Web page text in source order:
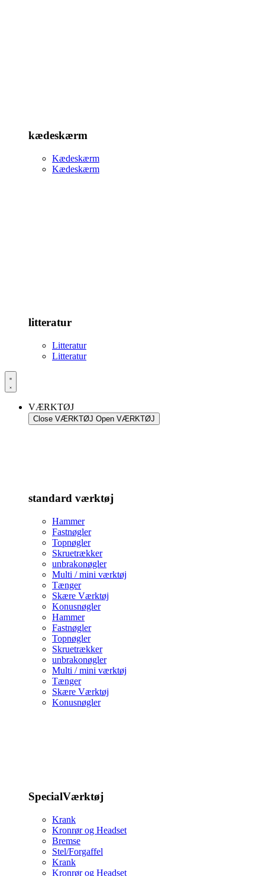
kædeskærm
Kædeskærm
Kædeskærm
litteratur
Litteratur
Litteratur
VÆRKTØJ
Close VÆRKTØJ Open VÆRKTØJ
standard værktøj
Hammer
Fastnøgler
Topnøgler
Skruetrækker
unbrakonøgler
Multi / mini værktøj
Tænger
Skære Værktøj
Konusnøgler
Hammer
Fastnøgler
Topnøgler
Skruetrækker
unbrakonøgler
Multi / mini værktøj
Tænger
Skære Værktøj
Konusnøgler
SpecialVærktøj
Krank
Kronrør og Headset
Bremse
Stel/Forgaffel
Krank
Kronrør og Headset